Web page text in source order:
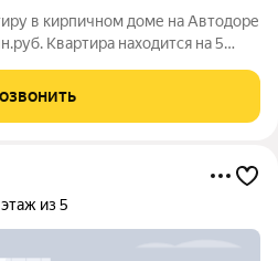
в кирпичном доме на Автодоре
Квартира находится на 5
балкон. Остановка сразу за
этаж из 5